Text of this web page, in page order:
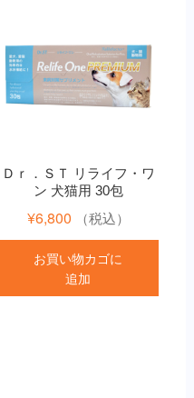
Ｄｒ．ＳＴ リライフ・ワ
ン 犬猫用 30包
¥6,800 （税込）
お買い物カゴに
追加